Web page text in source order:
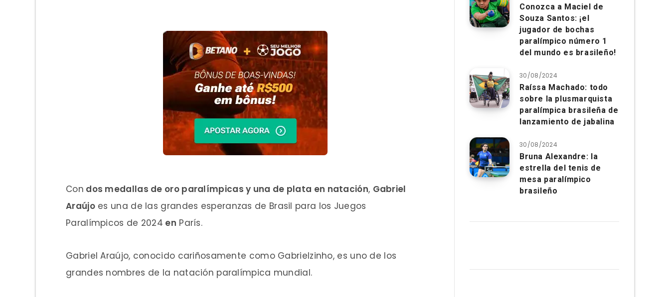
Con dos medallas de oro paralímpicas y una de plata en natación, Gabriel
Araújoes una de las grandes esperanzas de Brasil para los Juegos
Paralímpicos de 2024 en París.
Gabriel Araújo, conocido cariñosamente como Gabrielzinho, es uno de los
grandes nombres de la natación paralímpica mundial.
Conozca a Maciel de
Souza Santos: ¡el
jugador de bochas
paralímpico número 1
del mundo es brasileño!
30/08/2024
Raíssa Machado: todo
sobre la plusmarquista
paralímpica brasileña de
lanzamiento de jabalina
30/08/2024
Bruna Alexandre: la
estrella del tenis de
mesa paralímpico
brasileño